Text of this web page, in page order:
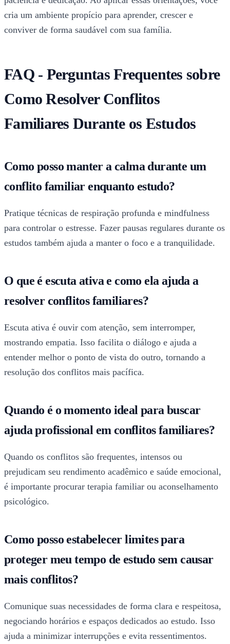
cria um ambiente propício para aprender, crescer e
conviver de forma saudável com sua família.
FAQ - Perguntas Frequentes sobre
Como Resolver Conflitos
Familiares Durante os Estudos
Como posso manter a calma durante um
conflito familiar enquanto estudo?
Pratique técnicas de respiração profunda e mindfulness
para controlar o estresse. Fazer pausas regulares durante os
estudos também ajuda a manter o foco e a tranquilidade.
O que é escuta ativa e como ela ajuda a
resolver conflitos familiares?
Escuta ativa é ouvir com atenção, sem interromper,
mostrando empatia. Isso facilita o diálogo e ajuda a
entender melhor o ponto de vista do outro, tornando a
resolução dos conflitos mais pacífica.
Quando é o momento ideal para buscar
ajuda profissional em conflitos familiares?
Quando os conflitos são frequentes, intensos ou
prejudicam seu rendimento acadêmico e saúde emocional,
é importante procurar terapia familiar ou aconselhamento
psicológico.
Como posso estabelecer limites para
proteger meu tempo de estudo sem causar
mais conflitos?
Comunique suas necessidades de forma clara e respeitosa,
negociando horários e espaços dedicados ao estudo. Isso
ajuda a minimizar interrupções e evita ressentimentos.